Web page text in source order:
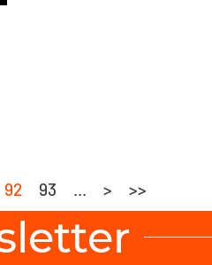
92 93 ... > >>